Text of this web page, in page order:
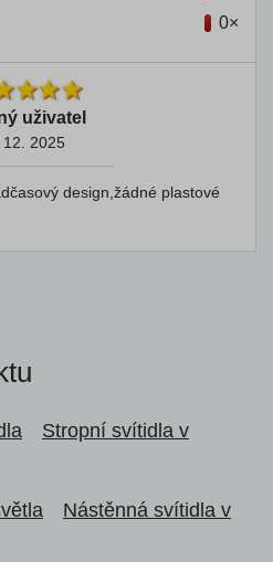
0×
uživatel
12. 2025
design,žádné plastové
Stropní svítidla v
Nástěnná svítidla v